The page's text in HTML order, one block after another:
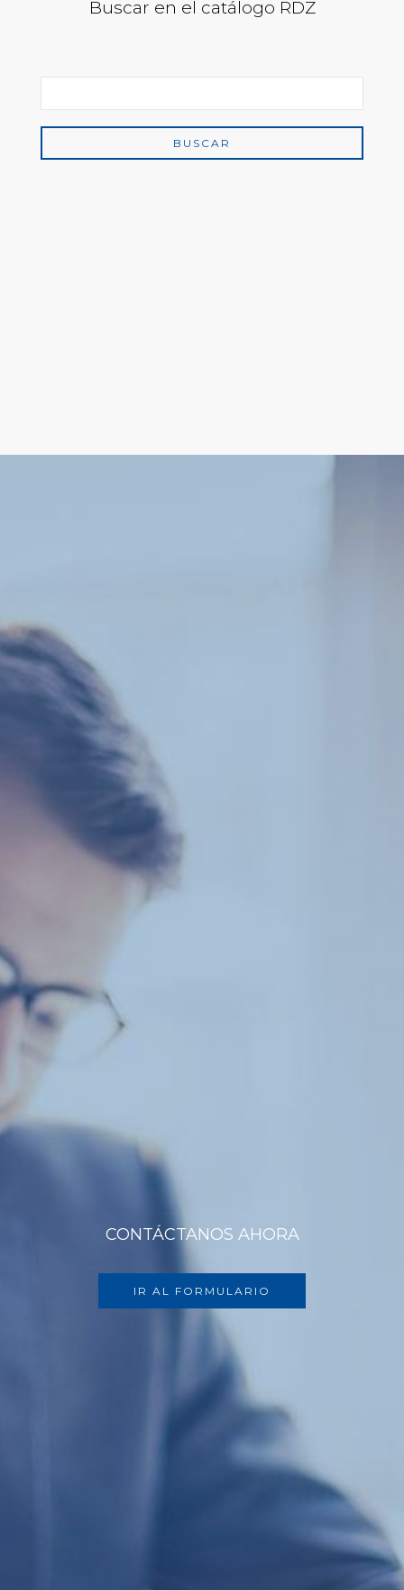
Buscar en el catálogo RDZ
CONTÁCTANOS AHORA
IR AL FORMULARIO